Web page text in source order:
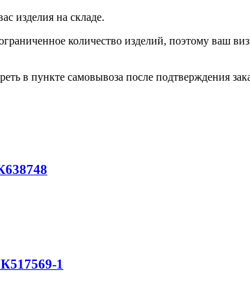
изделия на складе.
количество изделий, поэтому ваш
в пункте самовывоза после подтверждения
1